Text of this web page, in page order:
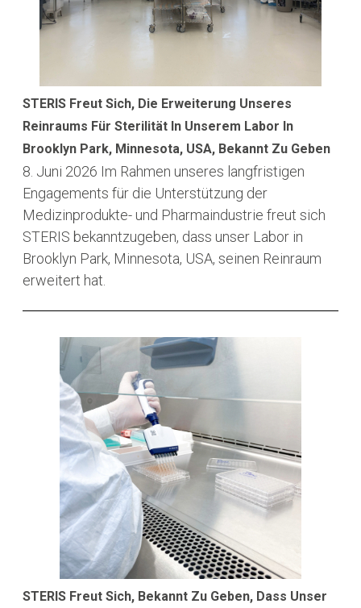
STERIS Freut Sich, Die Erweiterung Unseres
Reinraums Für Sterilität In Unserem Labor In
Brooklyn Park, Minnesota, USA, Bekannt Zu Geben
8. Juni 2026 Im Rahmen unseres langfristigen
Engagements für die Unterstützung der
Medizinprodukte- und Pharmaindustrie freut sich
STERIS bekanntzugeben, dass unser Labor in
Brooklyn Park, Minnesota, USA, seinen Reinraum
erweitert hat.
STERIS Freut Sich, Bekannt Zu Geben, Dass Unser